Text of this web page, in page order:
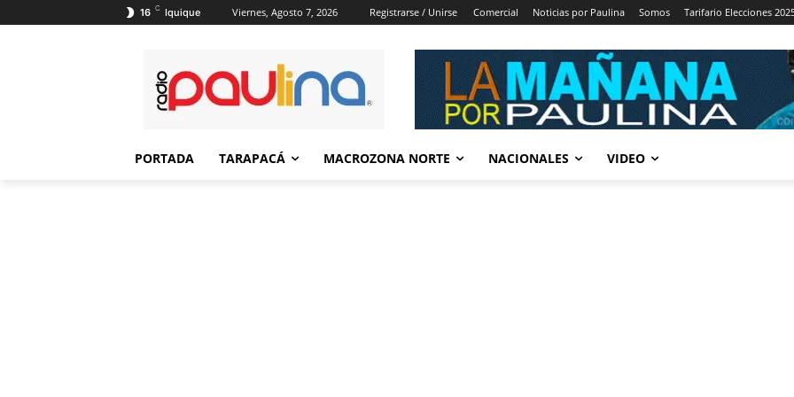
16 C Iquique Viernes, Agosto 7, 2026 Registrarse / Unirse Comercial Noticias por Paulina Somos Tarifario Elecciones
PORTADA TARAPACÁ MACROZONA NORTE NACIONALES VIDEO